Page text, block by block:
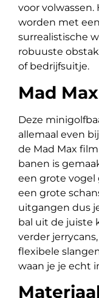
voor
worden met
surrealistische
robuuste
of bedrijfsuitje.
Mad
Deze
allemaal even
de Mad Max
banen is
een grote vogel
een grote
uitgangen dus
bal uit de juiste
verder
flexibele
waan je je echt